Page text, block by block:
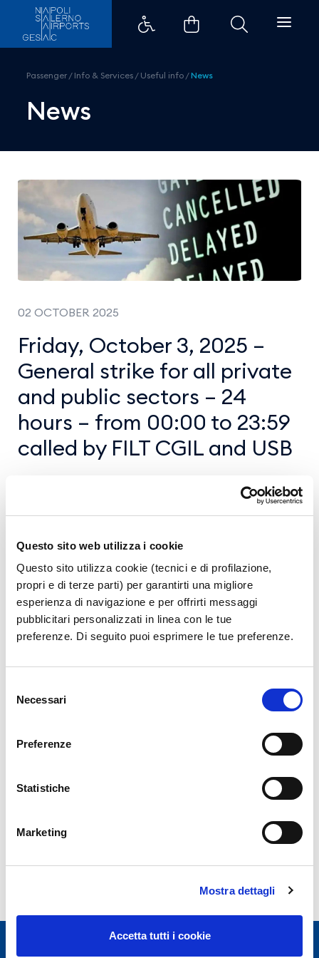
Questo sito web utilizza i cookie
Questo sito utilizza cookie (tecnici e di profilazione,
propri e di terze parti) per garantirti una migliore
esperienza di navigazione e per offrirti messaggi
pubblicitari personalizzati in linea con le tue
preferenze. Di seguito puoi esprimere le tue preferenze.
delNecessari
Preferenze
Statistiche
Marketing
Mostra dettagli
Accetta tutti i cookie
Friday, October 3, 2025
Passenger / Info & Services / Useful info /News
News
02 OCTOBER 2025
Friday, October 3, 2025 –
General strike for all private
and public sectors – 24
hours – from 00:00 to 23:59
called by FILT CGIL and USB
We inform passengers that, due to general
occur.
For information on your flight please contact
the airline, travel agency or tour operator.
Year 2026